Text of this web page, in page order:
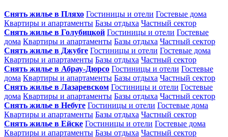
Снять жилье в Пляхо Гостиницы и отели Гостевые дома
Квартиры и апартаменты Базы отдыха Частный сектор
Снять жилье в Голубицкой Гостиницы и отели Гостевые
дома Квартиры и апартаменты Базы отдыха Частный сектор
Снять жилье в Джубге Гостиницы и отели Гостевые дома
Квартиры и апартаменты Базы отдыха Частный сектор
Снять жилье в Абрау-Дюрсо Гостиницы и отели Гостевые
дома Квартиры и апартаменты Базы отдыха Частный сектор
Снять жилье в Лазаревском Гостиницы и отели Гостевые
дома Квартиры и апартаменты Базы отдыха Частный сектор
Снять жилье в Небуге Гостиницы и отели Гостевые дома
Квартиры и апартаменты Базы отдыха Частный сектор
Снять жилье в Ейске Гостиницы и отели Гостевые дома
Квартиры и апартаменты Базы отдыха Частный сектор